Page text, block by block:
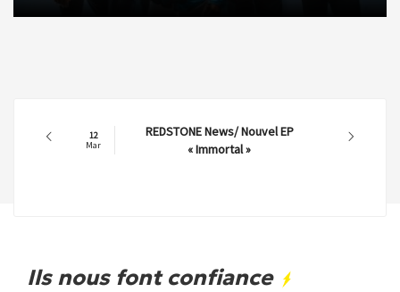
12
Mar
REDSTONE News/ Nouvel EP
« Immortal »
Ils nous font confiance